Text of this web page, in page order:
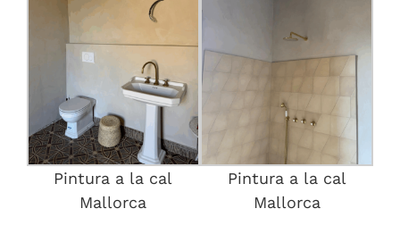
Pintura a la cal
Mallorca
Pintura a la cal
Mallorca